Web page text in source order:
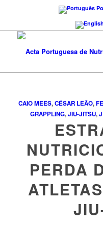
CAIO MEES,CÉSAR LEÃO,
GRAPPLING,JIU-JITSU,
PERDA